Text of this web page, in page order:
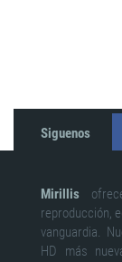
Siguenos
Mirillis
reproducción,
vanguardia.
HD más